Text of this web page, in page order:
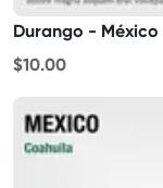
Durango - México
$10.00